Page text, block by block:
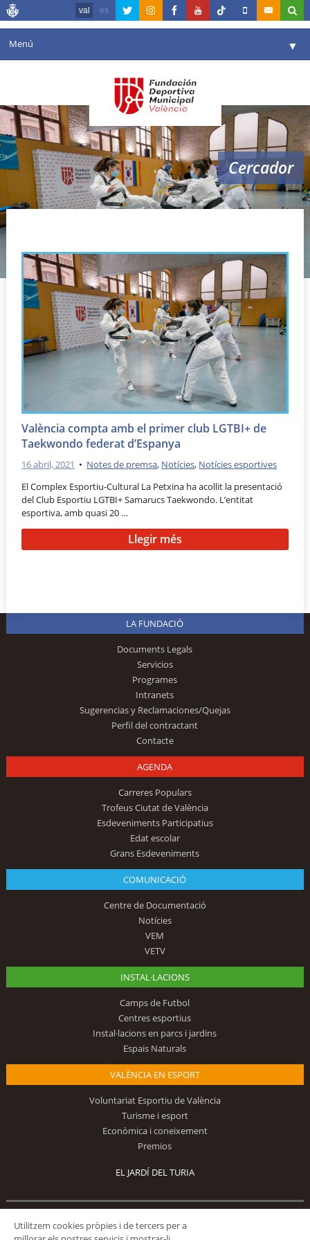
val es
Menú ▼
Agenda
Instal·lacions ▼
Comunicació ▼
València en esport
Reserves
Cercador
Diversitat
València compta amb el primer club LGTBI+ de
Taekwondo federat d’Espanya
16 abril, 2021 • Notes de premsa, Notícies, Notícies esportives
El Complex Esportiu-Cultural La Petxina ha acollit la presentació
del Club Esportiu LGTBI+ Samarucs Taekwondo. L’entitat
esportiva, amb quasi 20 …
Llegir més
LA FUNDACIÓ
Documents Legals
Servicios
Programes
Intranets
Sugerencias y Reclamaciones/Quejas
Perfil del contractant
Contacte
AGENDA
Carreres Populars
Trofeus Ciutat de València
Esdeveniments Participatius
Edat escolar
Grans Esdeveniments
COMUNICACIÓ
Centre de Documentació
Notícies
VEM
VETV
INSTAL·LACIONS
Camps de Futbol
Centres esportius
Instal·lacions en parcs i jardins
Espais Naturals
VALÈNCIA EN ESPORT
Voluntariat Esportiu de València
Turisme i esport
Econòmica i coneixement
Premios
EL JARDÍ DEL TURIA
Utilitzem cookies pròpies i de tercers per a